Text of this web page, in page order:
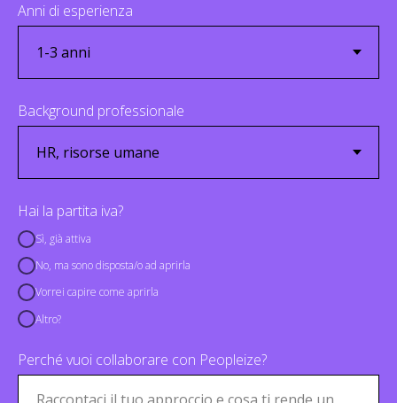
Anni di esperienza
Background professionale
Hai la partita iva?
Sì, già attiva
No, ma sono disposta/o ad aprirla
Vorrei capire come aprirla
Altro?
Perché vuoi collaborare con Peopleize?